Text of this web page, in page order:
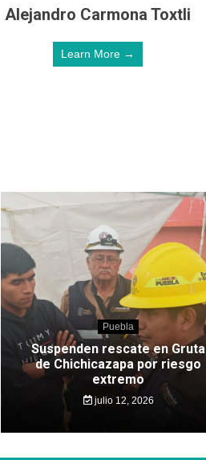
Alejandro Carmona Toxtli
Learn More →
Puebla
Suspenden rescate en Gruta
de Chichicazapa por riesgo
extremo
julio 12, 2026